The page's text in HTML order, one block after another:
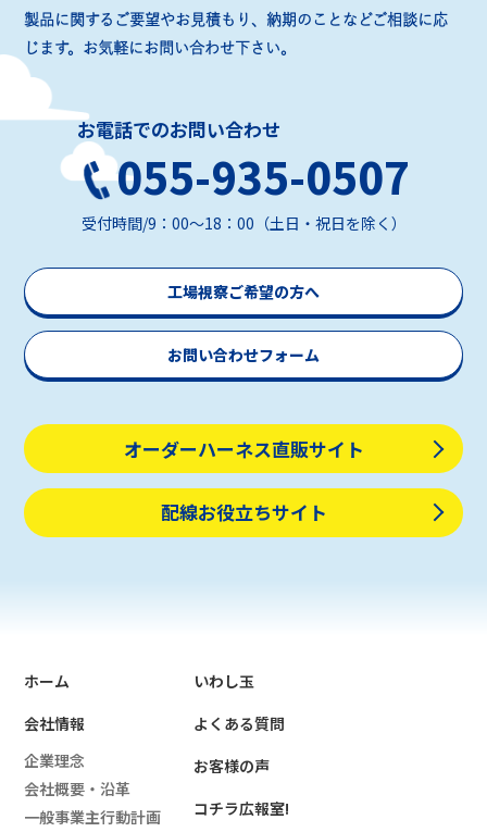
製品に関するご要望やお見積もり、納期のことなどご相談に応
じます。お気軽にお問い合わせ下さい。
お電話でのお問い合わせ
055-935-0507
受付時間/9：00～18：00（土日・祝日を除く）
工場視察ご希望の方へ
お問い合わせフォーム
オーダーハーネス直販サイト
配線お役立ちサイト
ホーム
会社情報
企業理念
会社概要・沿革
一般事業主行動計画
いわし玉
よくある質問
お客様の声
コチラ広報室!